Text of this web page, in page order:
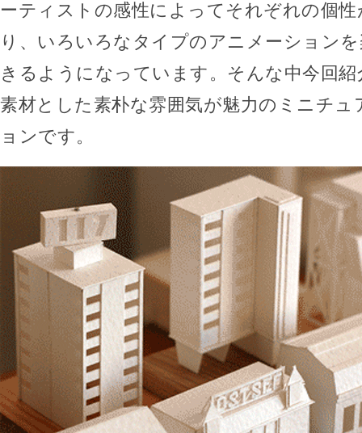
ーティストの感性によってそれぞれの個
り、いろいろなタイプのアニメーション
きるようになっています。そんな中今回
素材とした素朴な雰囲気が魅力のミニチ
ョンです。